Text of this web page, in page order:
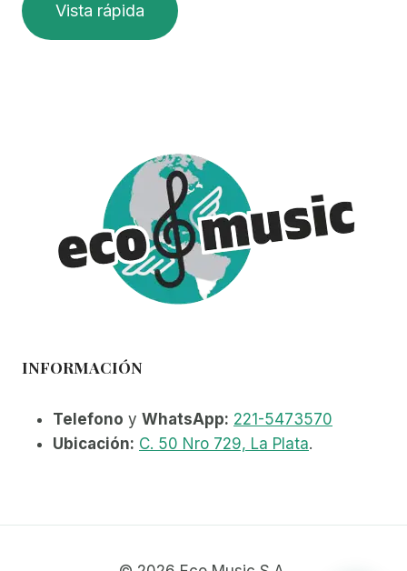
Vista rápida
INFORMACIÓN
Telefono y WhatsApp: 221-5473570
Ubicación: C. 50 Nro 729, La Plata.